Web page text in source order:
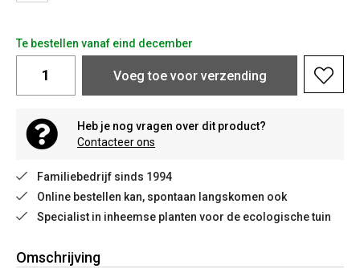
Te bestellen vanaf eind december
Voeg toe voor verzending
Heb je nog vragen over dit product?
Contacteer ons
Familiebedrijf sinds 1994
Online bestellen kan, spontaan langskomen ook
Specialist in inheemse planten voor de ecologische tuin
Omschrijving